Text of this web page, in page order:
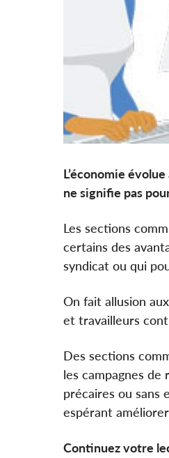
L’économie
ne signifie pas
Les sections
certains des
syndicat ou qui
On fait allusion
et travailleurs
Des sections
les campagnes
précaires ou sans
espérant
Continuez votre